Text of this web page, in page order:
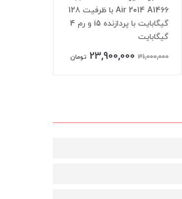
Air 2014 A1466 با ظرفیت 128
گیگابایت با پردازنده i5 و رم 4
گیگابایت
31,000,000
23,900,000 تومان